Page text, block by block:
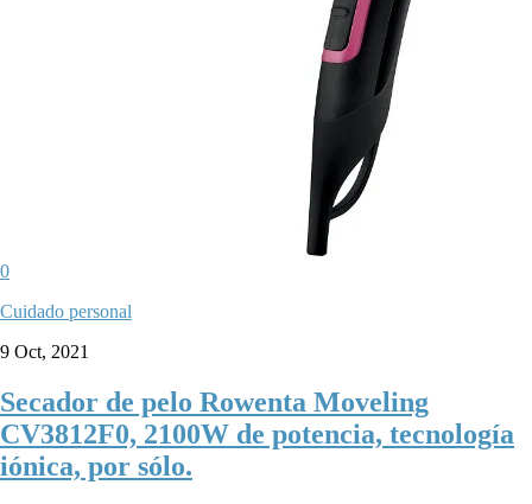
0
Cuidado personal
9 Oct, 2021
Secador de pelo Rowenta Moveling
CV3812F0, 2100W de potencia, tecnología
iónica, por sólo.